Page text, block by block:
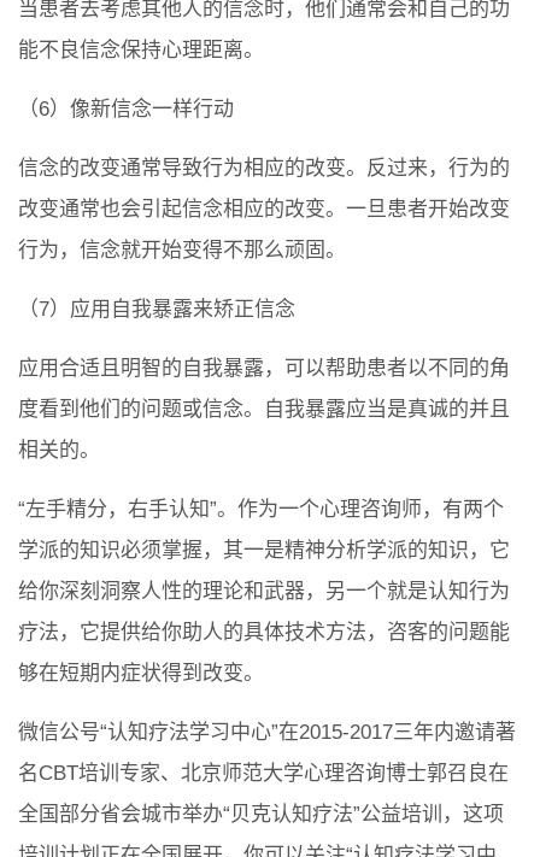
当患者去考虑其他人的信念时，他们通常会和自己的功
能不良信念保持心理距离。
（6）像新信念一样行动
信念的改变通常导致行为相应的改变。反过来，行为的
改变通常也会引起信念相应的改变。一旦患者开始改变
行为，信念就开始变得不那么顽固。
（7）应用自我暴露来矫正信念
应用合适且明智的自我暴露，可以帮助患者以不同的角
度看到他们的问题或信念。自我暴露应当是真诚的并且
相关的。
“左手精分，右手认知”。作为一个心理咨询师，有两个
学派的知识必须掌握，其一是精神分析学派的知识，它
给你深刻洞察人性的理论和武器，另一个就是认知行为
疗法，它提供给你助人的具体技术方法，咨客的问题能
够在短期内症状得到改变。
微信公号“认知疗法学习中心”在2015-2017三年内邀请著
名CBT培训专家、北京师范大学心理咨询博士郭召良在
全国部分省会城市举办“贝克认知疗法”公益培训，这项